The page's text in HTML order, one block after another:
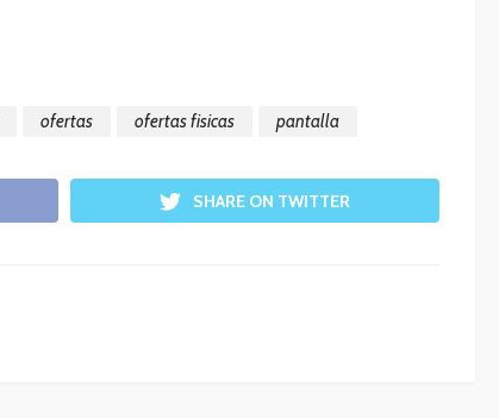
ofertas ofertas fisicas pantalla
SHARE ON TWITTER